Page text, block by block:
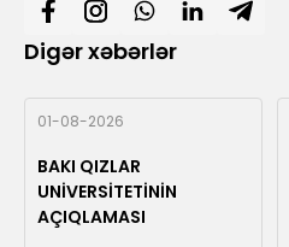
Digər xəbərlər
01-08-2026
BAKI QIZLAR
UNİVERSİTETİNİN
AÇIQLAMASI